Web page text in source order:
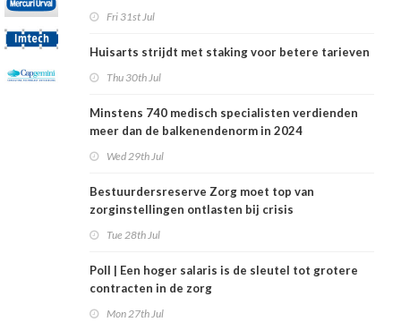
Fri 31st Jul
Huisarts strijdt met staking voor betere tarieven
Thu 30th Jul
Minstens 740 medisch specialisten verdienden
meer dan de balkenendenorm in 2024
Wed 29th Jul
Bestuurdersreserve Zorg moet top van
zorginstellingen ontlasten bij crisis
Tue 28th Jul
Poll | Een hoger salaris is de sleutel tot grotere
contracten in de zorg
Mon 27th Jul